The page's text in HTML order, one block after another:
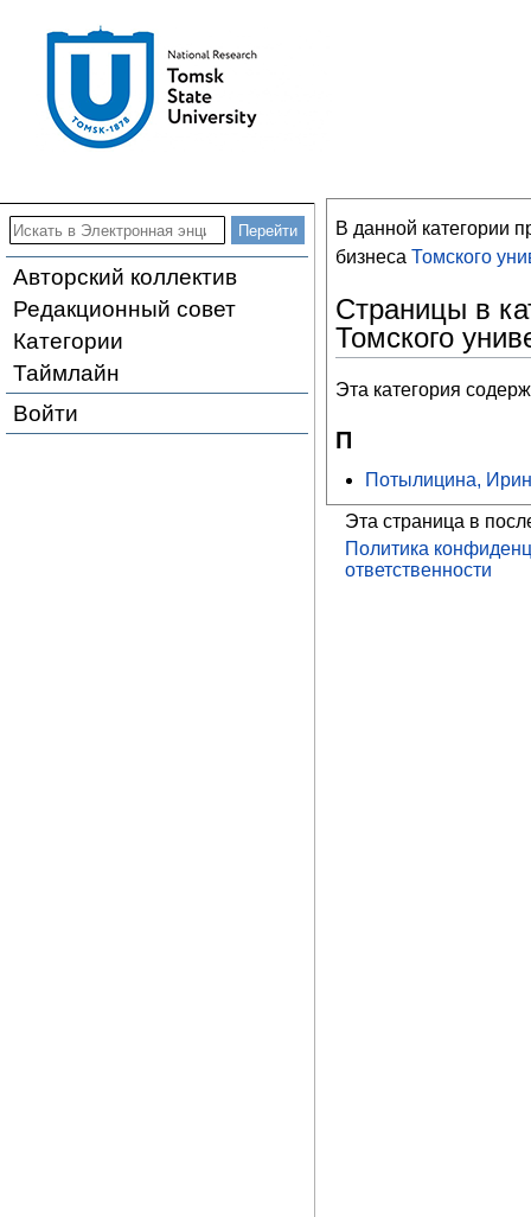
Авторский коллектив
Редакционный совет
Категории
Таймлайн
Войти
В данной категории
бизнеса Томского
Страницы в
Томского
Эта категория
П
Потылицина,
Эта страница в
Политика
ответственности